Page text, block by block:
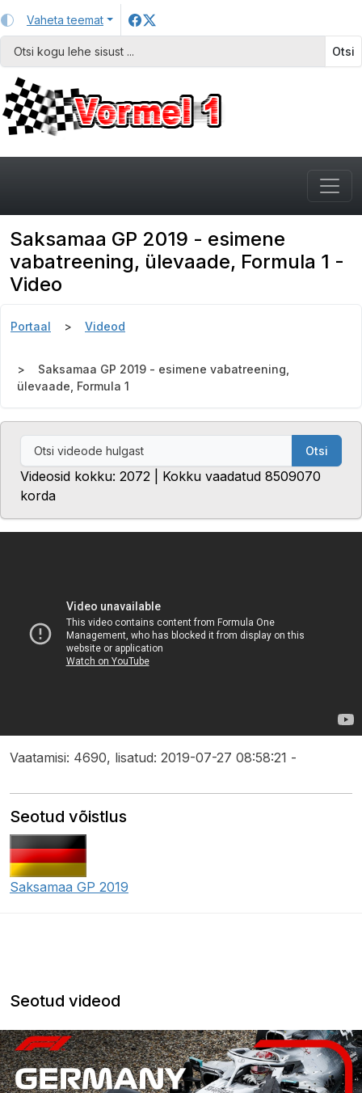
Vaheta teemat
Otsi
Saksamaa GP 2019 - esimene
vabatreening, ülevaade, Formula 1 -
Video
Portaal Videod
Saksamaa GP 2019 - esimene vabatreening,
ülevaade, Formula 1
Otsi
Videosid kokku: 2072 | Kokku vaadatud 8509070
korda
Vaatamisi: 4690, lisatud: 2019-07-27 08:58:21 -
Seotud võistlus
Saksamaa GP 2019
Seotud videod